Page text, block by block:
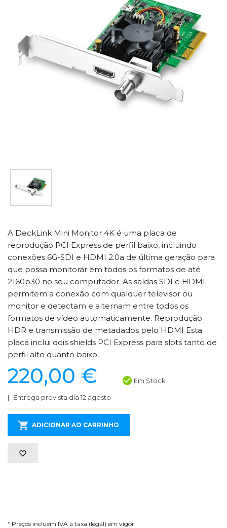
A DeckLink Mini Monitor 4K é uma placa de
reprodução PCI Express de perfil baixo, incluindo
conexões 6G-SDI e HDMI 2.0a de última geração para
que possa monitorar em todos os formatos de até
2160p30 no seu computador. As saídas SDI e HDMI
permitem a conexão com qualquer televisor ou
monitor e detectam e alternam entre todos os
formatos de vídeo automaticamente. Reprodução
HDR e transmissão de metadados pelo HDMI Esta
placa inclui dois shields PCI Express para slots tanto de
perfil alto quanto baixo.
220,00 € Em Stock
Entrega prevista dia 12 agosto
ADICIONAR AO CARRINHO
* Preços incluem IVA à taxa (legal) em vigor